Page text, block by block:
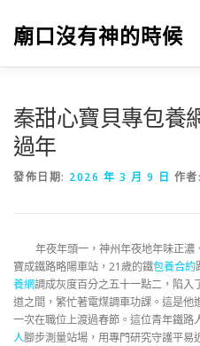
廟口沒有神的時候
秦甜心寶貝專包養
過年
發佈日期: 2026 年 3 月 9 日 作者:
年夜年頭一，神州年夜地年味正
寶成鐵路略陽車站，21歲的鐵包養合約
養網調成灰度百分之五十一點二，陷入
道之間，繁忙著電煤調車功課。這是
一次在職位上渡過春節。這位青年鐵路
人腳步測量站場，用專門研究守護平